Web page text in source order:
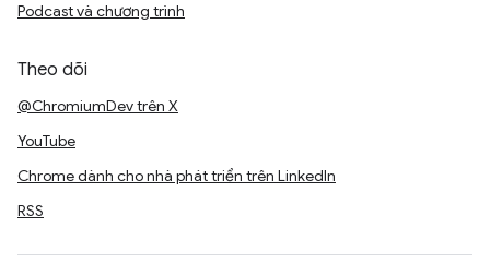
Podcast và chương trình
Theo dõi
@ChromiumDev trên X
YouTube
Chrome dành cho nhà phát triển trên LinkedIn
RSS